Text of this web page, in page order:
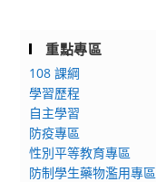
重點專區
108 課綱
學習歷程
自主學習
防疫專區
性別平等教育專區
防制學生藥物濫用專區